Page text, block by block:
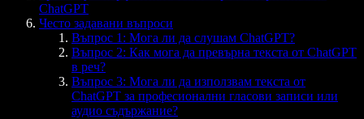
ChatGPT
Често задавани въпроси
Въпрос 1: Мога ли да слушам ChatGPT?
Въпрос 2: Как мога да превърна текста от ChatGPT
в реч?
Въпрос 3: Мога ли да използвам текста от
ChatGPT за професионални гласови записи или
аудио съдържание?